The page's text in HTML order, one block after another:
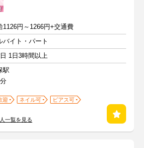
1126円～1266円+交通費
バイト・パート
1日3時間以上
駅
迎 ネイル可
ピアス可
一覧を見る